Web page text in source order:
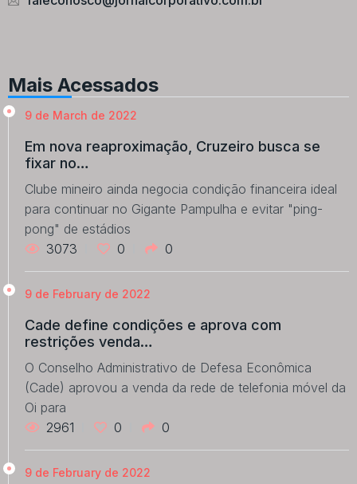
Mais Acessados
9 de March de 2022
Em nova reaproximação, Cruzeiro busca se
fixar no…
Clube mineiro ainda negocia condição financeira ideal
para continuar no Gigante Pampulha e evitar "ping-
pong" de estádios
3073
0 0
9 de February de 2022
Cade define condições e aprova com
restrições venda…
O Conselho Administrativo de Defesa Econômica
(Cade) aprovou a venda da rede de telefonia móvel da
Oi para
2961
0 0
9 de February de 2022